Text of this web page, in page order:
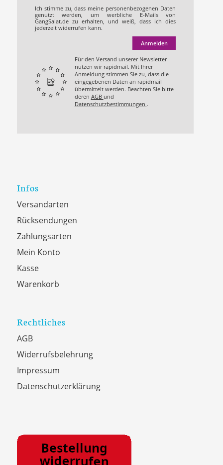
Ich stimme zu, dass meine personenbezogenen Daten
genutzt werden, um werbliche E-Mails von
GangSalat.de zu erhalten, und weiß, dass ich dies
jederzeit widerrufen kann.
Anmelden
Für den Versand unserer Newsletter
nutzen wir rapidmail. Mit Ihrer
Anmeldung stimmen Sie zu, dass die
eingegebenen Daten an rapidmail
übermittelt werden. Beachten Sie bitte
deren AGB und
Datenschutzbestimmungen .
Infos
Versandarten
Rücksendungen
Zahlungsarten
Mein Konto
Kasse
Warenkorb
Rechtliches
AGB
Widerrufsbelehrung
Impressum
Datenschutzerklärung